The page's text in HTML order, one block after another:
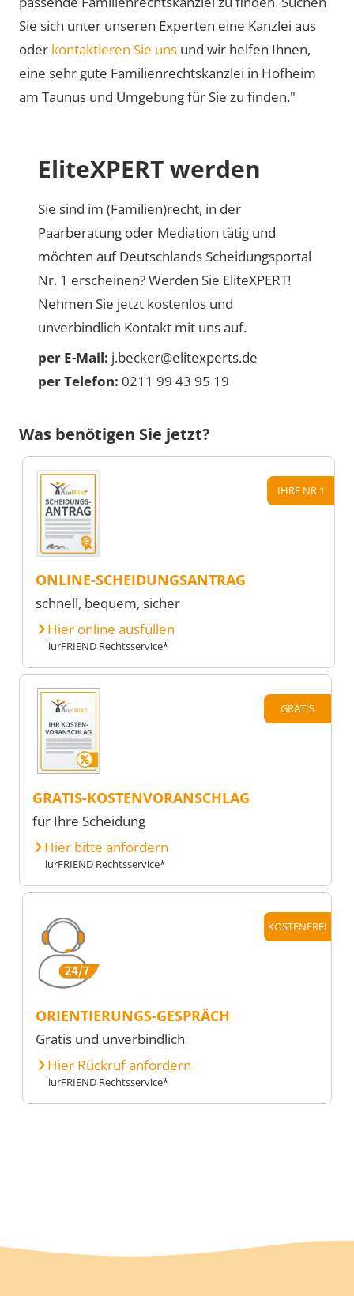
Sie sich unter unseren Experten eine Kanzlei aus
oder kontaktieren Sie uns und wir helfen Ihnen,
eine sehr gute Familienrechtskanzlei in Hofheim
am Taunus und Umgebung für Sie zu finden."
EliteXPERT werden
Sie sind im (Familien)recht, in der
Paarberatung oder Mediation tätig und
möchten auf Deutschlands Scheidungsportal
Nr. 1 erscheinen? Werden Sie EliteXPERT!
Nehmen Sie jetzt kostenlos und
unverbindlich Kontakt mit uns auf.
per E-Mail: j.becker@elitexperts.de
per Telefon: 0211 99 43 95 19
Was benötigen Sie jetzt?
IHRE NR.1
ONLINE-SCHEIDUNGSANTRAG
schnell, bequem, sicher
Hier online ausfüllen
iurFRIEND Rechtsservice*
GRATIS
GRATIS-KOSTENVORANSCHLAG
für Ihre Scheidung
Hier bitte anfordern
iurFRIEND Rechtsservice*
KOSTENFREI
ORIENTIERUNGS-GESPRÄCH
Gratis und unverbindlich
Hier Rückruf anfordern
iurFRIEND Rechtsservice*